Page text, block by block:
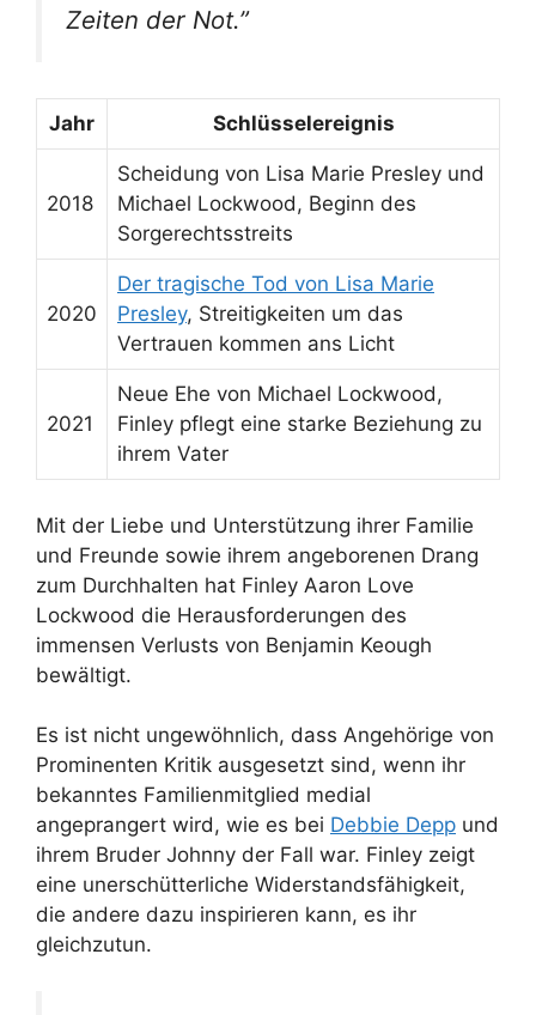
Zeiten der Not.”
Jahr Schlüsselereignis
2018
Scheidung von Lisa Marie Presley und
Michael Lockwood, Beginn des
Sorgerechtsstreits
2020
Der tragische Tod von Lisa Marie
Presley, Streitigkeiten um das
Vertrauen kommen ans Licht
2021
Neue Ehe von Michael Lockwood,
Finley pflegt eine starke Beziehung zu
ihrem Vater
Mit der Liebe und Unterstützung ihrer Familie
und Freunde sowie ihrem angeborenen Drang
zum Durchhalten hat Finley Aaron Love
Lockwood die Herausforderungen des
immensen Verlusts von Benjamin Keough
bewältigt.
Es ist nicht ungewöhnlich, dass Angehörige von
Prominenten Kritik ausgesetzt sind, wenn ihr
bekanntes Familienmitglied medial
angeprangert wird, wie es bei Debbie Depp und
ihrem Bruder Johnny der Fall war. Finley zeigt
eine unerschütterliche Widerstandsfähigkeit,
die andere dazu inspirieren kann, es ihr
gleichzutun.